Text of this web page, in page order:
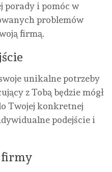
porady i pomóc w
problemów
firmą.
unikalne potrzeby
z Tobą będzie mógł
Twojej konkretnej
podejście i
firmy